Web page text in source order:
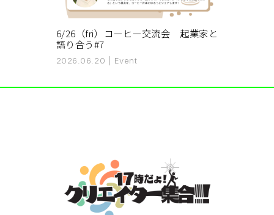
6/26（fri）コーヒー交流会 起業家と
語り合う#7
2026.06.20 Event